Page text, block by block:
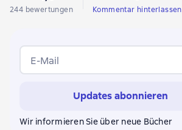
244 bewertungen Kommentar hinterlassen
E-Mail
Updates abonnieren
Wir informieren Sie über neue Bücher